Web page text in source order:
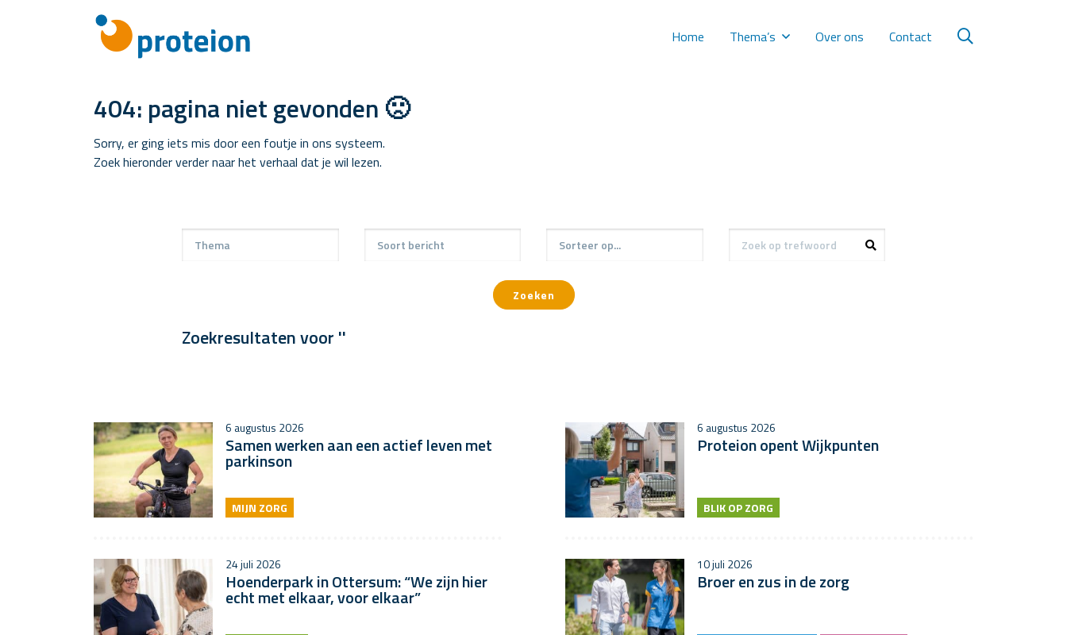
Home Thema’s Over ons Contact
404: pagina niet gevonden 🙁
Sorry, er ging iets mis door een foutje in ons systeem.
Zoek hieronder verder naar het verhaal dat je wil lezen.
Zoeken
Zoekresultaten voor ''
6 augustus 2026
Samen werken aan een actief leven met
parkinson
MIJN ZORG
6 augustus 2026
Proteion opent Wijkpunten
BLIK OP ZORG
24 juli 2026
Hoenderpark in Ottersum: “We zijn hier
echt met elkaar, voor elkaar”
10 juli 2026
Broer en zus in de zorg